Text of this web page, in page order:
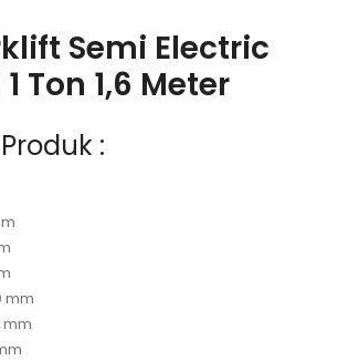
Semi Electric
1 Ton 1,6 Meter
:
mm
mm